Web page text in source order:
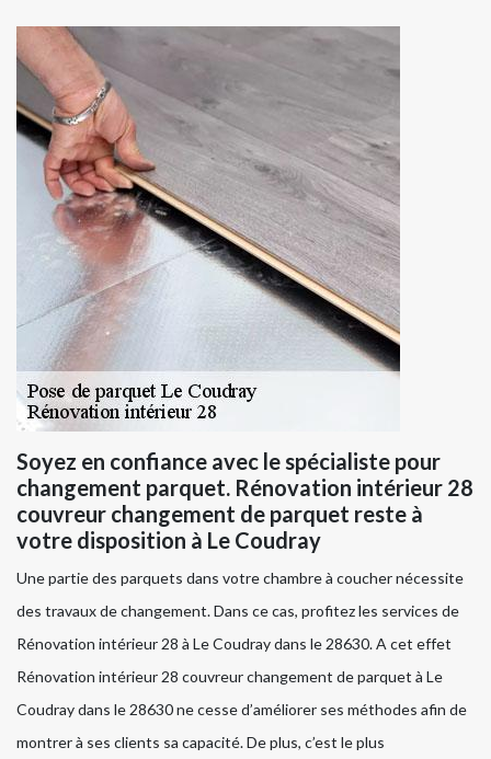
Soyez en confiance avec le spécialiste pour
changement parquet. Rénovation intérieur 28
couvreur changement de parquet reste à
votre disposition à Le Coudray
Une partie des parquets dans votre chambre à coucher nécessite
des travaux de changement. Dans ce cas, profitez les services de
Rénovation intérieur 28 à Le Coudray dans le 28630. A cet effet
Rénovation intérieur 28 couvreur changement de parquet à Le
Coudray dans le 28630 ne cesse d’améliorer ses méthodes afin de
montrer à ses clients sa capacité. De plus, c’est le plus